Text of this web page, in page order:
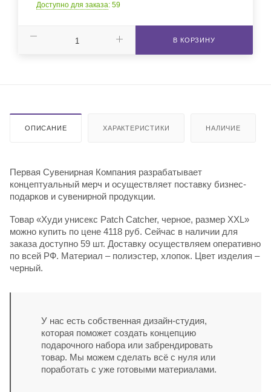
Доступно для заказа: 59
В КОРЗИНУ
ОПИСАНИЕ ХАРАКТЕРИСТИКИ НАЛИЧИЕ
Первая Сувенирная Компания разрабатывает
концептуальный мерч и осуществляет поставку бизнес-
подарков и сувенирной продукции.
Товар «Худи унисекс Patch Catcher, черное, размер XXL»
можно купить по цене 4118 руб. Сейчас в наличии для
заказа доступно 59 шт. Доставку осуществляем оперативно
по всей РФ. Материал – полиэстер, хлопок. Цвет изделия –
черный.
У нас есть собственная дизайн-студия,
которая поможет создать концепцию
подарочного набора или забрендировать
товар. Мы можем сделать всё с нуля или
поработать с уже готовыми материалами.